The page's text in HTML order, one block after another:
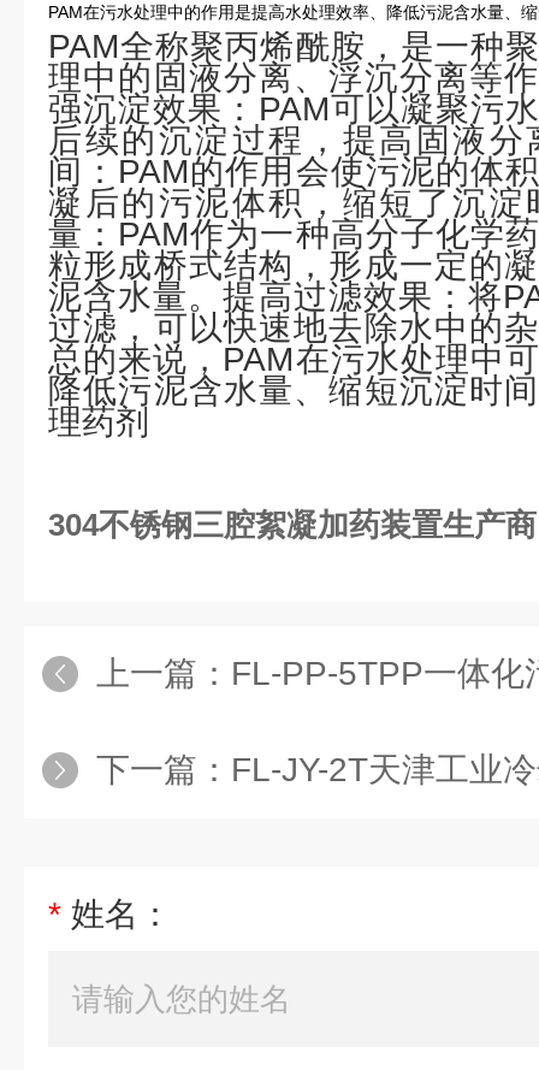
PAM在污水处理中的作用是提高水处理效率、降低污泥含水量、
PAM全称聚丙烯酰胺，是一种
理中的固液分离、浮沉分离等
强沉淀效果：PAM可以凝聚污
后续的沉淀过程，提高固液
间：PAM的作用会使污泥的体
凝后的污泥体积，缩短了沉
量：PAM作为一种高分子化学
粒形成桥式结构，形成一定的
泥含水量。提高过滤效果：将
过滤，可以快速地去除水中的
总的来说，PAM在污水处理中
降低污泥含水量、缩短沉淀时
理药剂
304不锈钢三腔絮凝加药装置生产商
上一篇： FL-PP-5TPP一体化污
下一篇： FL-JY-2T天津工业冷却塔
* 姓名：